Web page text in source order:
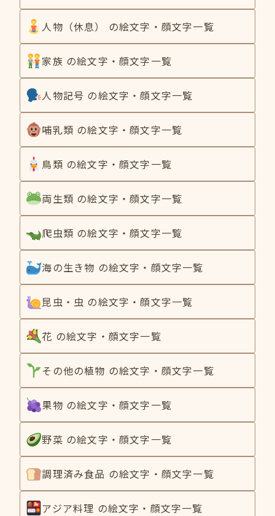
人物（休息） の絵文字・顔文字一覧
家族 の絵文字・顔文字一覧
人物記号 の絵文字・顔文字一覧
哺乳類 の絵文字・顔文字一覧
鳥類 の絵文字・顔文字一覧
両生類 の絵文字・顔文字一覧
爬虫類 の絵文字・顔文字一覧
海の生き物 の絵文字・顔文字一覧
昆虫・虫 の絵文字・顔文字一覧
花 の絵文字・顔文字一覧
その他の植物 の絵文字・顔文字一覧
果物 の絵文字・顔文字一覧
野菜 の絵文字・顔文字一覧
調理済み食品 の絵文字・顔文字一覧
アジア料理 の絵文字・顔文字一覧